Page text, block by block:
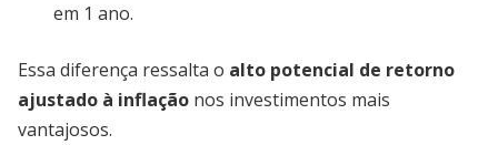
em 1 ano.
Essa diferença ressalta o alto potencial de retorno
ajustado à inflação nos investimentos mais
vantajosos.